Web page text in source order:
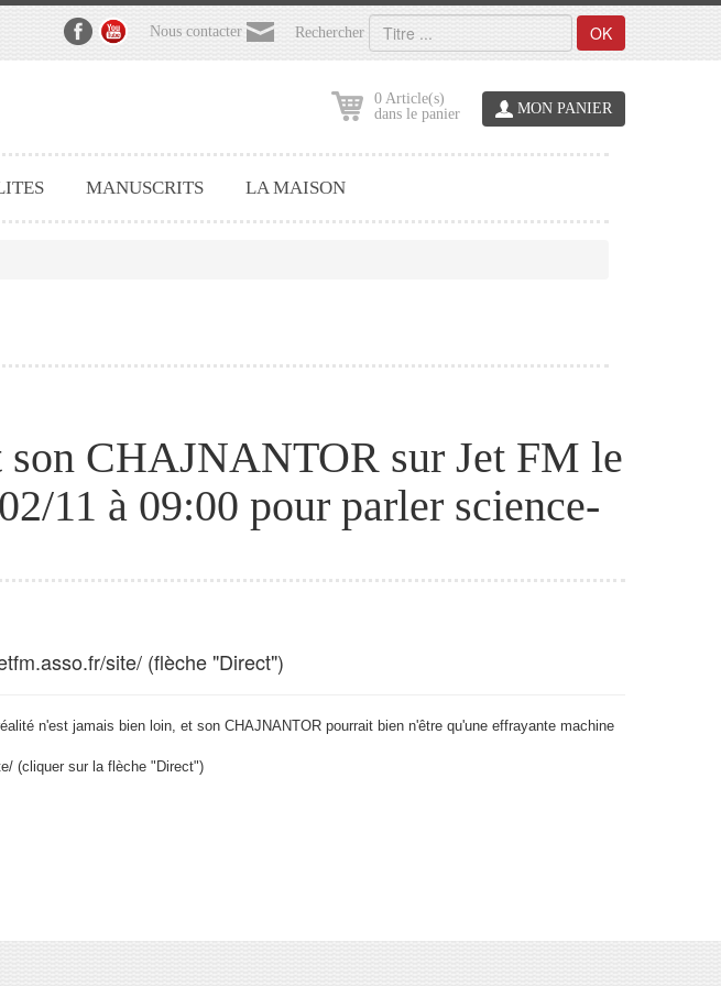
Nous contacter Rechercher OK
0 Article(s)
dans le panier
MON PANIER
MANUSCRITS LA MAISON
son CHAJNANTOR sur Jet FM le
11 à 09:00 pour parler science-
site/ (flèche "Direct")
n'est jamais bien loin, et son CHAJNANTOR pourrait bien n'être qu'une effrayante machine
(cliquer sur la flèche "Direct")